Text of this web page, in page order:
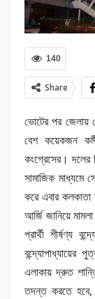
140
Share
ভোটের পর জেলায়
বেশ কয়েকজন
কংগ্রেসের।
সামাজিক মাধ্যমে
করে এবার
আর্জি জানিয়ে
প্রার্থী শীর্ষণ্য
বন্দ্যোপাধ্যায়ের
এলাকায় দ্রুত
তদন্ত করতে হবে,